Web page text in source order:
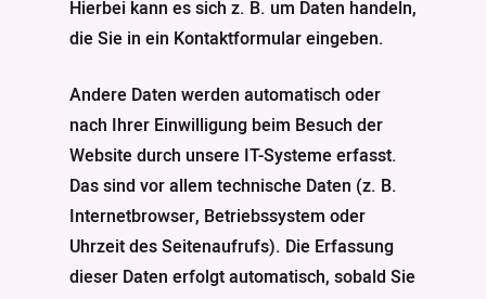
Hierbei kann es sich z. B. um Daten handeln,
die Sie in ein Kontaktformular eingeben.
Andere Daten werden automatisch oder
nach Ihrer Einwilligung beim Besuch der
Website durch unsere IT-Systeme erfasst.
Das sind vor allem technische Daten (z. B.
Internetbrowser, Betriebssystem oder
Uhrzeit des Seitenaufrufs). Die Erfassung
dieser Daten erfolgt automatisch, sobald Sie